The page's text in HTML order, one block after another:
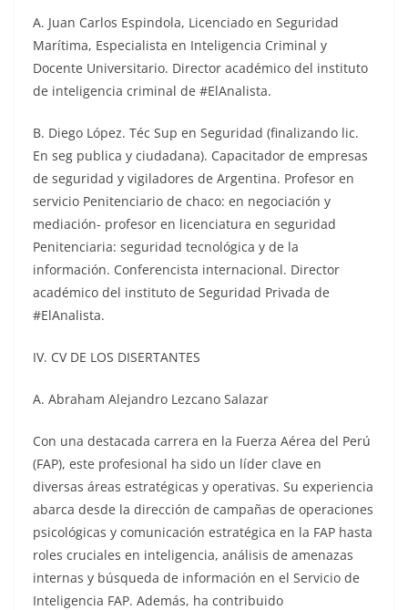
A. Juan Carlos Espindola, Licenciado en Seguridad
Marítima, Especialista en Inteligencia Criminal y
Docente Universitario. Director académico del instituto
de inteligencia criminal de #ElAnalista.
B. Diego López. Téc Sup en Seguridad (finalizando lic.
En seg publica y ciudadana). Capacitador de empresas
de seguridad y vigiladores de Argentina. Profesor en
servicio Penitenciario de chaco: en negociación y
mediación- profesor en licenciatura en seguridad
Penitenciaria: seguridad tecnológica y de la
información. Conferencista internacional. Director
académico del instituto de Seguridad Privada de
#ElAnalista.
IV. CV DE LOS DISERTANTES
A. Abraham Alejandro Lezcano Salazar
Con una destacada carrera en la Fuerza Aérea del Perú
(FAP), este profesional ha sido un líder clave en
diversas áreas estratégicas y operativas. Su experiencia
abarca desde la dirección de campañas de operaciones
psicológicas y comunicación estratégica en la FAP hasta
roles cruciales en inteligencia, análisis de amenazas
internas y búsqueda de información en el Servicio de
Inteligencia FAP. Además, ha contribuido